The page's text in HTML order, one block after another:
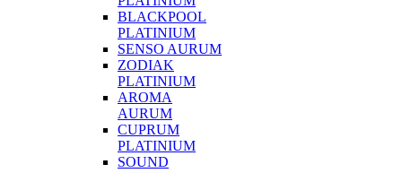
BLACKPOOL
PLATINIUM
SENSO AURUM
ZODIAK
PLATINIUM
AROMA
AURUM
CUPRUM
PLATINIUM
SOUND